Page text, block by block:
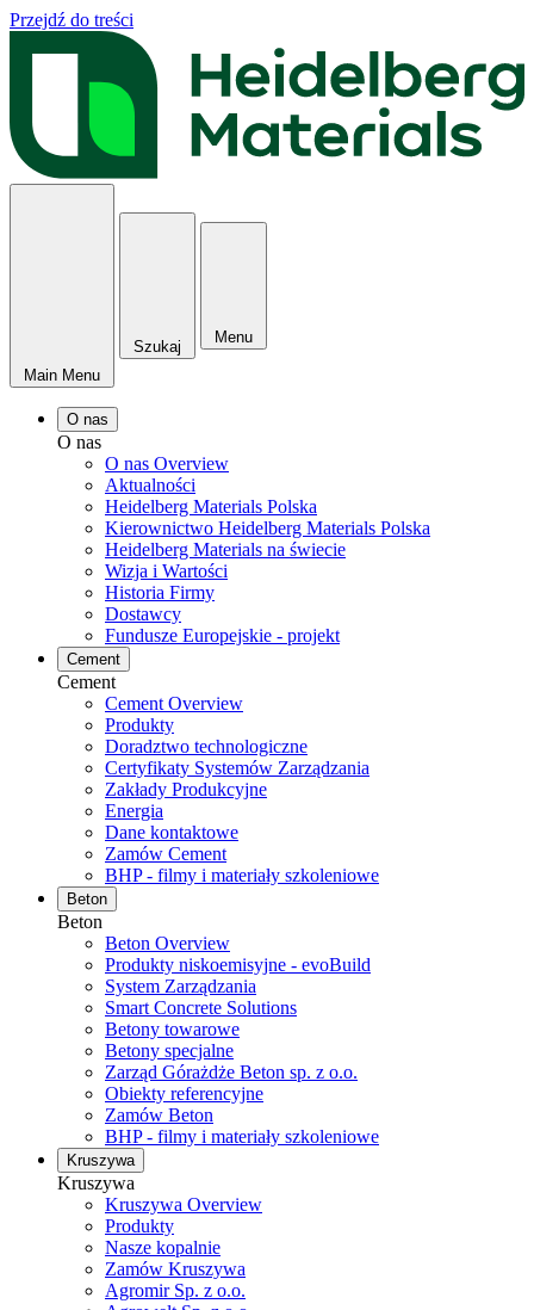
Przejdź do treści
Main Menu
Szukaj
Menu
O nas
O nas
O nas Overview
Aktualności
Heidelberg Materials Polska
Kierownictwo Heidelberg Materials Polska
Heidelberg Materials na świecie
Wizja i Wartości
Historia Firmy
Dostawcy
Fundusze Europejskie - projekt
Cement
Cement
Cement Overview
Produkty
Doradztwo technologiczne
Certyfikaty Systemów Zarządzania
Zakłady Produkcyjne
Energia
Dane kontaktowe
Zamów Cement
BHP - filmy i materiały szkoleniowe
Beton
Beton
Beton Overview
Produkty niskoemisyjne - evoBuild
System Zarządzania
Smart Concrete Solutions
Betony towarowe
Betony specjalne
Zarząd Górażdże Beton sp. z o.o.
Obiekty referencyjne
Zamów Beton
BHP - filmy i materiały szkoleniowe
Kruszywa
Kruszywa
Kruszywa Overview
Produkty
Nasze kopalnie
Zamów Kruszywa
Agromir Sp. z o.o.